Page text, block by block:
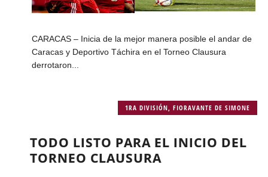
CARACAS – Inicia de la mejor manera posible el andar de
Caracas y Deportivo Táchira en el Torneo Clausura
derrotaron...
1RA DIVISIÓN ,FIORAVANTE DE SIMONE
TODO LISTO PARA EL INICIO DEL
TORNEO CLAUSURA